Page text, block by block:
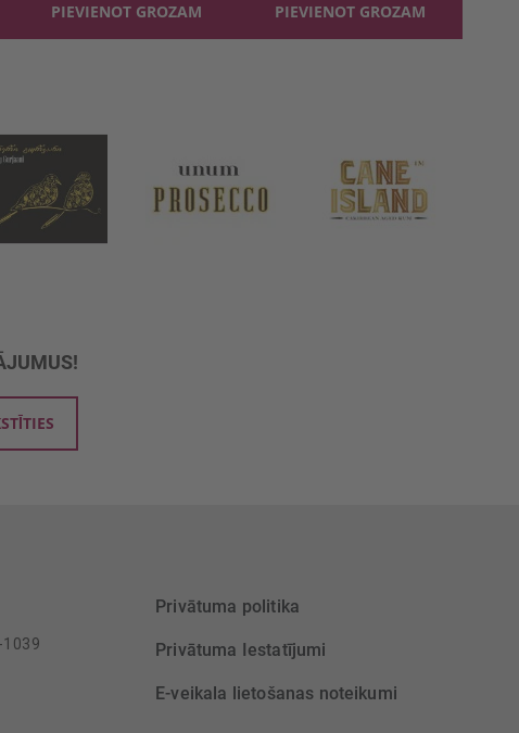
PIEVIENOT GROZAM PIEVIENOT GROZAM
1039
Privātuma politika
Privātuma Iestatījumi
E-veikala lietošanas noteikumi